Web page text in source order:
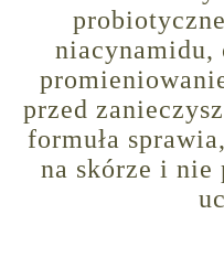
niacynamidu,
przed
formuła
na skórze i nie